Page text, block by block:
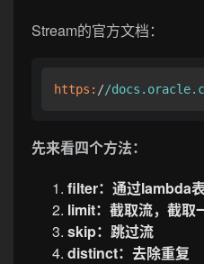
Stream的官方文档：
https: //
先来看四个方法：
filter：通过lambda
limit：截取流，截取
skip：跳过流
distinct：去除重复